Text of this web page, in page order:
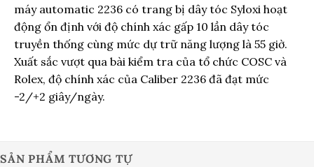
máy automatic 2236 có trang bị dây tóc Syloxi hoạt
động ổn định với độ chính xác gấp 10 lần dây tóc
truyền thống cùng mức dự trữ năng lượng là 55 giờ.
Xuất sắc vượt qua bài kiểm tra của tổ chức COSC và
Rolex, độ chính xác của Caliber 2236 đã đạt mức
-2/+2 giây/ngày.
SẢN PHẨM TƯƠNG TỰ